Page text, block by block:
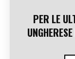
PER LE